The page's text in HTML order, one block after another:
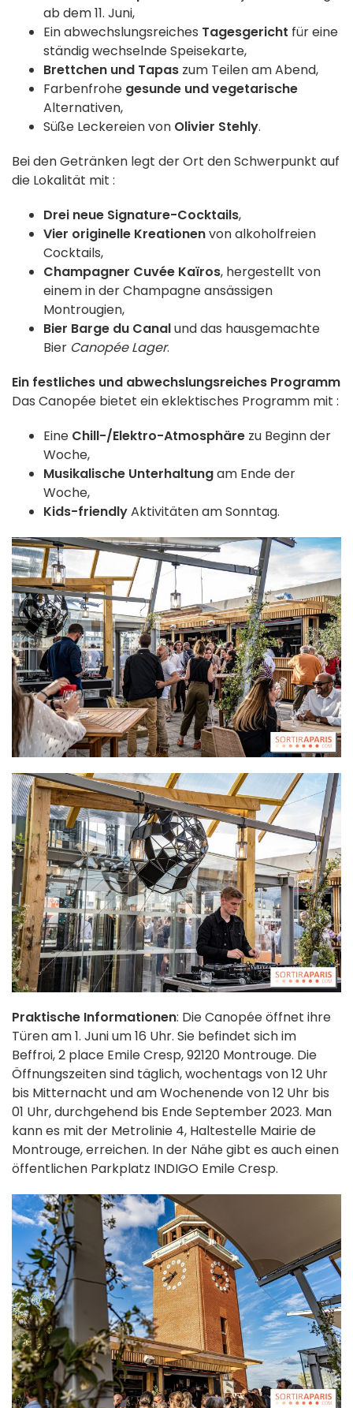
ab dem 11. Juni,
Ein abwechslungsreiches Tagesgericht für eine
ständig wechselnde Speisekarte,
Brettchen und Tapas zum Teilen am Abend,
Farbenfrohe gesunde und vegetarische
Alternativen,
Süße Leckereien von Olivier Stehly.
Bei den Getränken legt der Ort den Schwerpunkt auf
die Lokalität mit :
Drei neue Signature-Cocktails,
Vier originelle Kreationenvon alkoholfreien
Cocktails,
Champagner Cuvée Kaïros, hergestellt von
einem in der Champagne ansässigen
Montrougien,
Bier Barge du Canalund das hausgemachte
Bier Canopée Lager.
Ein festliches und abwechslungsreiches Programm
Das Canopée bietet ein eklektisches Programm mit :
Eine Chill-/Elektro-Atmosphäre zu Beginn der
Woche,
Musikalische Unterhaltungam Ende der
Woche,
Kids-friendlyAktivitäten am Sonntag.
Praktische Informationen: Die Canopée öffnet ihre
Türen am 1. Juni um 16 Uhr. Sie befindet sich im
Beffroi, 2 place Emile Cresp, 92120 Montrouge. Die
Öffnungszeiten sind täglich, wochentags von 12 Uhr
bis Mitternacht und am Wochenende von 12 Uhr bis
01 Uhr, durchgehend bis Ende September 2023. Man
kann es mit der Metrolinie 4, Haltestelle Mairie de
Montrouge, erreichen. In der Nähe gibt es auch einen
öffentlichen Parkplatz INDIGO Emile Cresp.